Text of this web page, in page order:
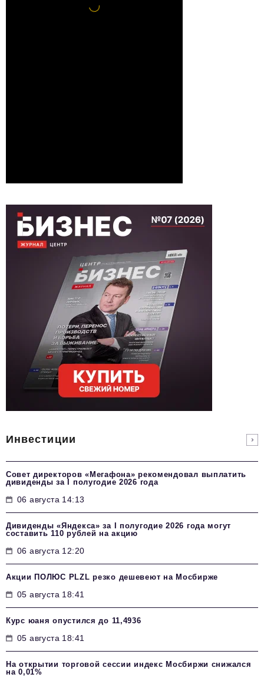
Инвестиции
Совет директоров «Мегафона» рекомендовал выплатить
дивиденды за I полугодие 2026 года
06 августа 14:13
Дивиденды «Яндекса» за I полугодие 2026 года могут
составить 110 рублей на акцию
06 августа 12:20
Акции ПОЛЮС PLZL резко дешевеют на Мосбирже
05 августа 18:41
Курс юаня опустился до 11,4936
05 августа 18:41
На открытии торговой сессии индекс Мосбиржи снижался
на 0,01%